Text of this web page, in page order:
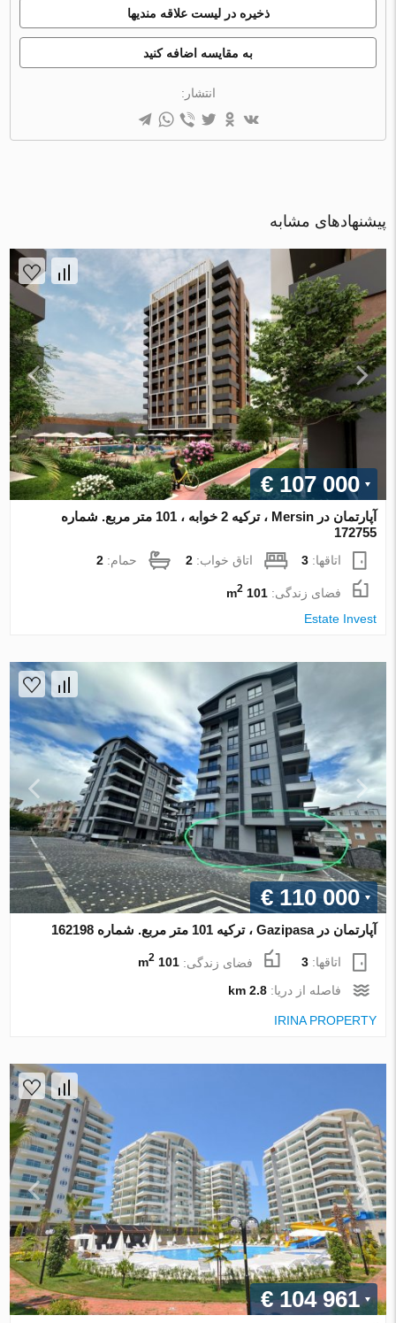
ذخیره در لیست علاقه مندیها
به مقایسه اضافه کنید
انتشار:
پیشنهادهای مشابه
€ 107 000
آپارتمان در Mersin ، ترکیه 2 خوابه ، 101 متر مربع. شماره
172755
اتاقها:3 اتاق خواب:2 حمام:2
فضای زندگی:101 m
2
Estate Invest
€ 110 000
آپارتمان در Gazipasa ، ترکیه 101 متر مربع. شماره 162198
اتاقها:3 فضای زندگی:101 m
2
فاصله از دریا:2.8 km
IRINA PROPERTY
€ 104 961